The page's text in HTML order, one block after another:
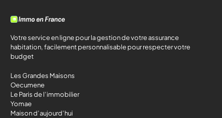
Votre service en ligne pour la gestion de votre assurance
habitation, facilement personnalisable pour respecter votre
budget
Les Grandes Maisons
Oecumene
Le Paris de l’immobilier
Yomae
Maison d’aujourd’hui